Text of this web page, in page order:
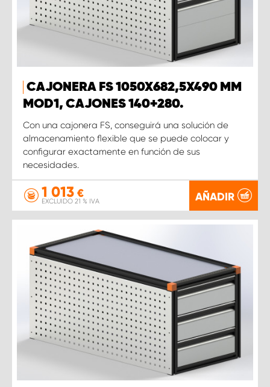
CAJONERA FS 1050X682,5X490 MM
MOD1, CAJONES 140+280.
Con una cajonera FS, conseguirá una solución de
almacenamiento flexible que se puede colocar y
configurar exactamente en función de sus
necesidades.
1 013 €
EXCLUIDO 21 % IVA AÑADIR